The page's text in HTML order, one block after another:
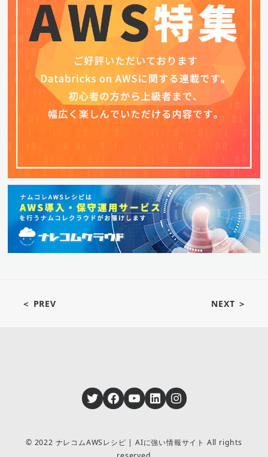
＜ PREV NEXT ＞
Twitter Facebook YouTube LinkedIn Instagram
© 2022 ナレコムAWSレシピ | AIに強い情報サイト All rights